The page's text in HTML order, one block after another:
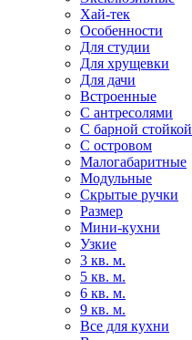
Хай-тек
Особенности
Для студии
Для хрущевки
Для дачи
Встроенные
С антресолями
С барной стойкой
С островом
Малогабаритные
Модульные
Скрытые ручки
Размер
Мини-кухни
Узкие
3 кв. м.
5 кв. м.
6 кв. м.
9 кв. м.
Все для кухни